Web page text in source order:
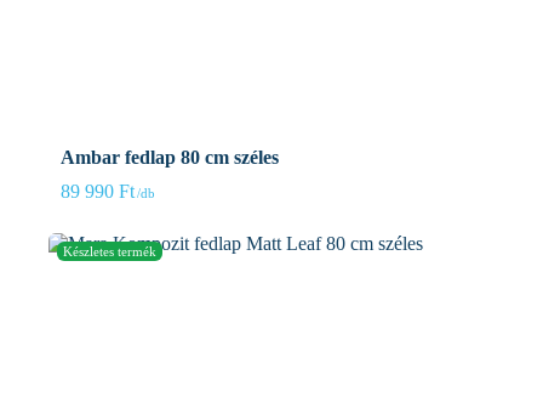
Ambar fedlap 80 cm széles
89 990 Ft